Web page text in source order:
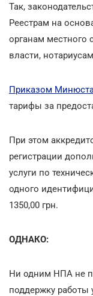
Так,
Реестрам на
органам местного
власти,
Приказом
тарифы за
При этом
регистрации
услуги по
одного
1350,00 грн.
ОДНАКО:
Ни одним НПА не
поддержку работы